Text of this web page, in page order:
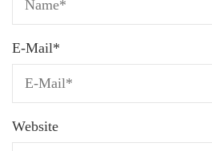
E-Mail*
Website